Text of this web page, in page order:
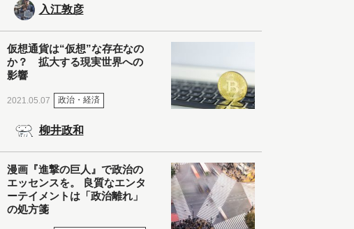
入江敦彦
仮想通貨は“仮想”な存在なの
か？ 拡大する現実世界への
影響
2021.05.07 政治・経済
柳井政和
漫画『進撃の巨人』で政治の
エッセンスを。 良質なエンタ
ーテイメントは「政治離れ」
の処方箋